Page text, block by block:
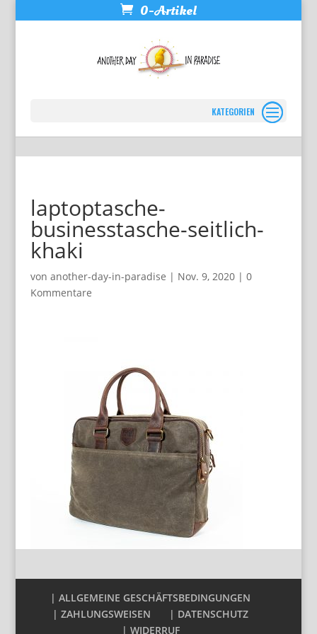
0-Artikel
laptoptasche-
businesstasche-seitlich-
khaki
von another-day-in-paradise | Nov. 9, 2020| 0
Kommentare
| ALLGEMEINE GESCHÄFTSBEDINGUNGEN
| ZAHLUNGSWEISEN
| DATENSCHUTZ
| WIDERRUF